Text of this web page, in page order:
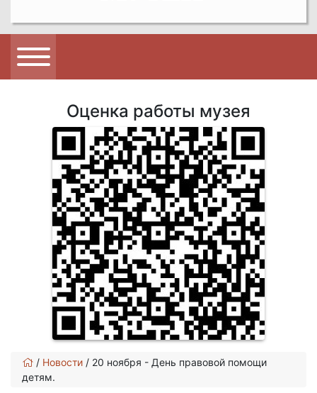
Оценка работы музея
/ Новости / 20 ноября - День правовой помощи
детям.